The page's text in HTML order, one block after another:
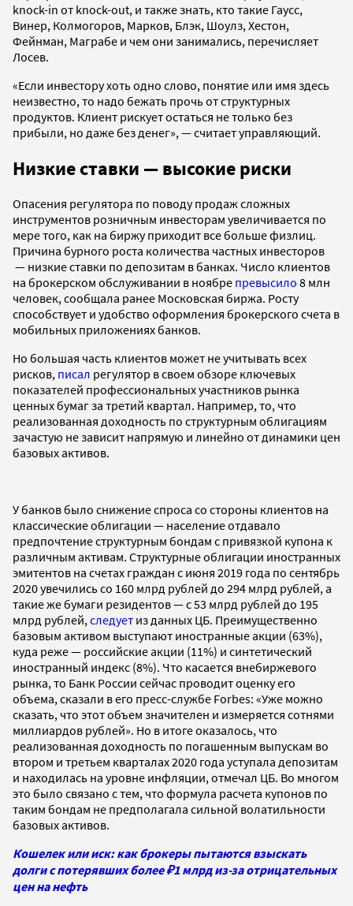
knock-in от knock-out, и также знать, кто такие Гаусс,
Винер, Колмогоров, Марков, Блэк, Шоулз, Хестон,
Фейнман, Маграбе и чем они занимались, перечисляет
Лосев.
«Если инвестору хоть одно слово, понятие или имя здесь
неизвестно, то надо бежать прочь от структурных
продуктов. Клиент рискует остаться не только без
прибыли, но даже без денег», — считает управляющий.
Низкие ставки — высокие риски
Опасения регулятора по поводу продаж сложных
инструментов розничным инвесторам увеличивается по
мере того, как на биржу приходит все больше физлиц.
Причина бурного роста количества частных инвесторов
— низкие ставки по депозитам в банках. Число клиентов
на брокерском обслуживании в ноябре превысило 8 млн
человек, сообщала ранее Московская биржа. Росту
способствует и удобство оформления брокерского счета в
мобильных приложениях банков.
Но большая часть клиентов может не учитывать всех
рисков, писал регулятор в своем обзоре ключевых
показателей профессиональных участников рынка
ценных бумаг за третий квартал. Например, то, что
реализованная доходность по структурным облигациям
зачастую не зависит напрямую и линейно от динамики цен
базовых активов.
У банков было снижение спроса со стороны клиентов на
классические облигации — население отдавало
предпочтение структурным бондам с привязкой купона к
различным активам. Структурные облигации иностранных
эмитентов на счетах граждан с июня 2019 года по сентябрь
2020 увечились со 160 млрд рублей до 294 млрд рублей, а
такие же бумаги резидентов — с 53 млрд рублей до 195
млрд рублей,следует из данных ЦБ. Преимущественно
базовым активом выступают иностранные акции (63%),
куда реже — российские акции (11%) и синтетический
иностранный индекс (8%). Что касается внебиржевого
рынка, то Банк России сейчас проводит оценку его
объема, сказали в его пресс-службе Forbes: «Уже можно
сказать, что этот объем значителен и измеряется сотнями
миллиардов рублей». Но в итоге оказалось, что
реализованная доходность по погашенным выпускам во
втором и третьем кварталах 2020 года уступала депозитам
и находилась на уровне инфляции, отмечал ЦБ. Во многом
это было связано с тем, что формула расчета купонов по
таким бондам не предполагала сильной волатильности
базовых активов.
Кошелек или иск: как брокеры пытаются взыскать
долги с потерявших более ₽1 млрд из-за отрицательных
цен на нефть